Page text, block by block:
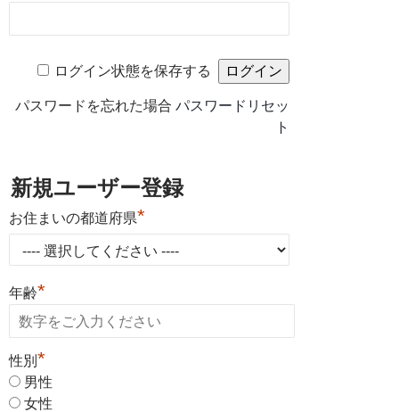
ログイン状態を保存する
パスワードを忘れた場合 パスワードリセッ
ト
新規ユーザー登録
お住まいの都道府県*
年齢*
性別 *
男性
女性